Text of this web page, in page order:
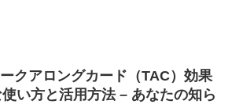
クアロングカード（TAC）効果
い方と活用方法 – あなたの知ら